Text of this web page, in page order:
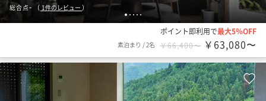
1 2 34 5
総合点- （ 1件のレビュー ）
ポイント即利用で最大5％OFF
素泊まり /2名 ￥66,400〜 ￥63,080〜